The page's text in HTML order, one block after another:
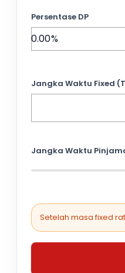
Persentase DP
Jangka Waktu Fixed
Jangka Waktu
Setelah masa fixed